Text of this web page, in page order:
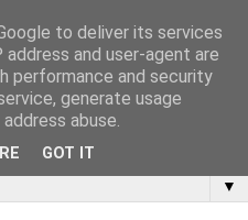
▼
to deliver its services
and user-agent are
performance and security
generate usage
abuse.
GOT IT